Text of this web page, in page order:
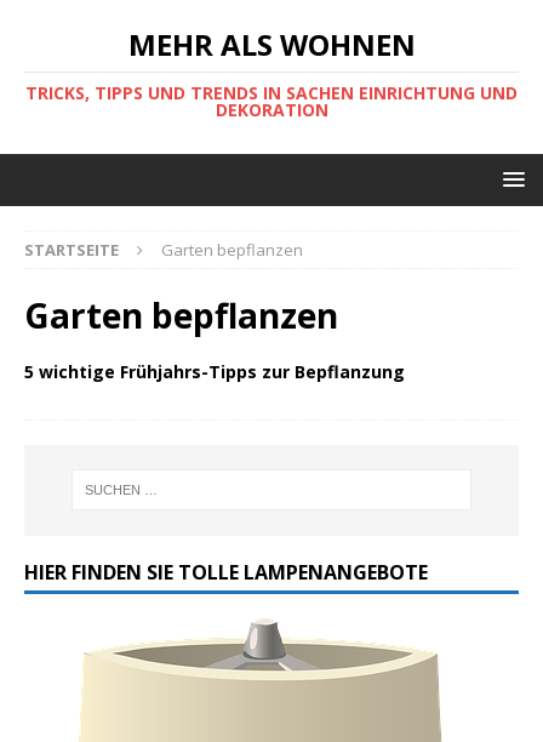
MEHR ALS WOHNEN
TRICKS, TIPPS UND TRENDS IN SACHEN EINRICHTUNG UND
DEKORATION
STARTSEITE Garten bepflanzen
Garten bepflanzen
5 wichtige Frühjahrs-Tipps zur Bepflanzung
HIER FINDEN SIE TOLLE LAMPENANGEBOTE